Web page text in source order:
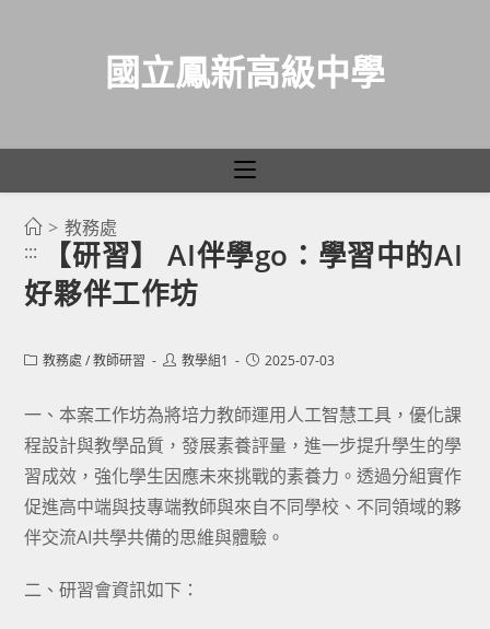
國立鳳新高級中學
> 教務處
:::
【研習】 AI伴學go：學習中的AI
好夥伴工作坊
Post教務處 / 教師研習
Post教學組1
Post2025-07-03
一、本案工作坊為將培力教師運用人工智慧工具，優化課
程設計與教學品質，發展素養評量，進一步提升學生的學
習成效，強化學生因應未來挑戰的素養力。透過分組實作
促進高中端與技專端教師與來自不同學校、不同領域的夥
伴交流AI共學共備的思維與體驗。
二、研習會資訊如下：